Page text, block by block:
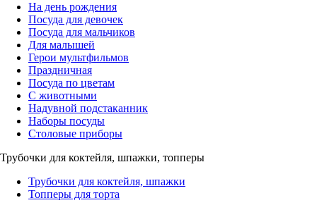
На день рождения
Посуда для девочек
Посуда для мальчиков
Для малышей
Герои мультфильмов
Праздничная
Посуда по цветам
С животными
Надувной подстаканник
Наборы посуды
Столовые приборы
Трубочки для коктейля, шпажки, топперы
Трубочки для коктейля, шпажки
Топперы для торта